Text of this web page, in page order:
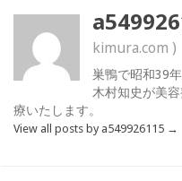
kimura.com )
巣鴨で昭和39
木村知史が美
療いたします。
View all posts by a549926115 →